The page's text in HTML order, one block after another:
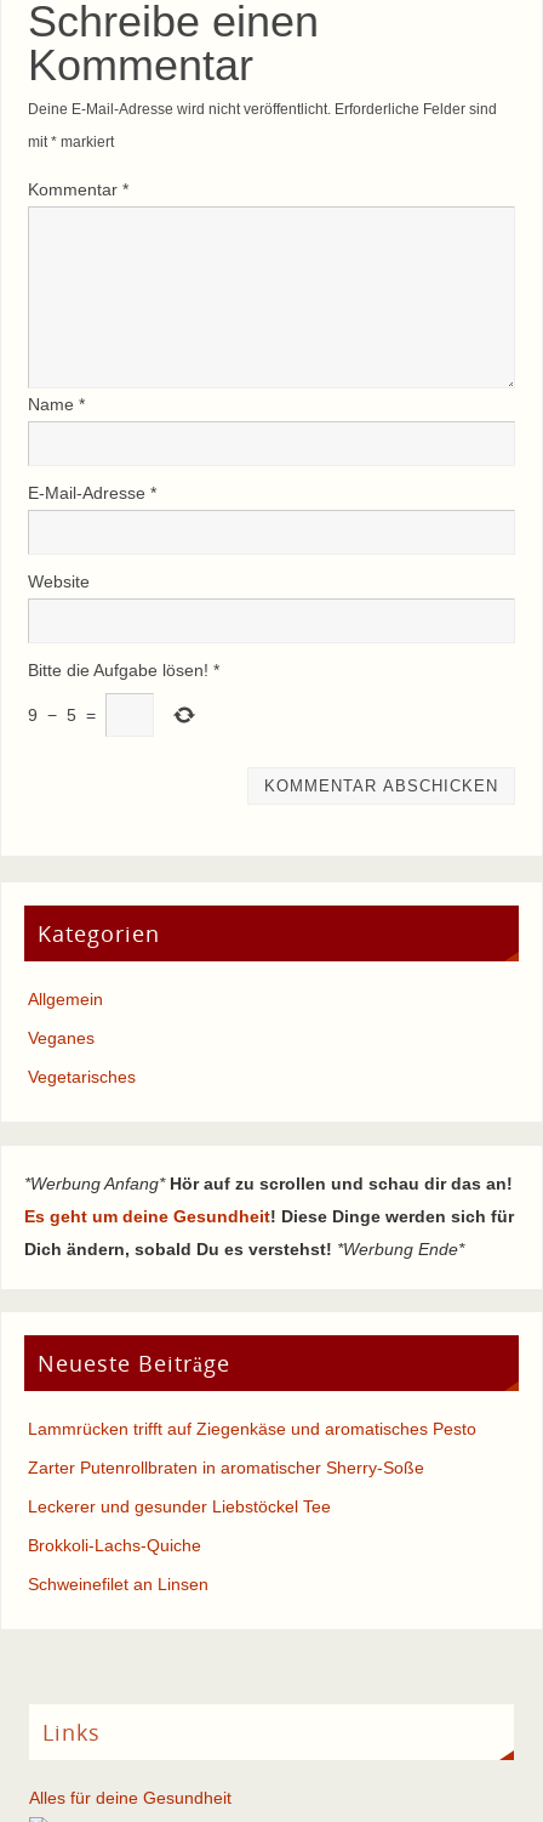
Schreibe einen
Kommentar
Deine E-Mail-Adresse wird nicht veröffentlicht. Erforderliche Felder sind
mit *markiert
Kommentar *
Name *
E-Mail-Adresse *
Website
Bitte die Aufgabe lösen! *
9 − 5 =
Kategorien
Allgemein
Veganes
Vegetarisches
*Werbung Anfang* Hör auf zu scrollen und schau dir das an!
Es geht um deine Gesundheit! Diese Dinge werden sich für
Dich ändern, sobald Du es verstehst! *Werbung Ende*
Neueste Beiträge
Lammrücken trifft auf Ziegenkäse und aromatisches Pesto
Zarter Putenrollbraten in aromatischer Sherry-Soße
Leckerer und gesunder Liebstöckel Tee
Brokkoli-Lachs-Quiche
Schweinefilet an Linsen
Links
Alles für deine Gesundheit